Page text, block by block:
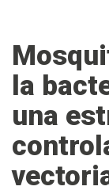
la
una